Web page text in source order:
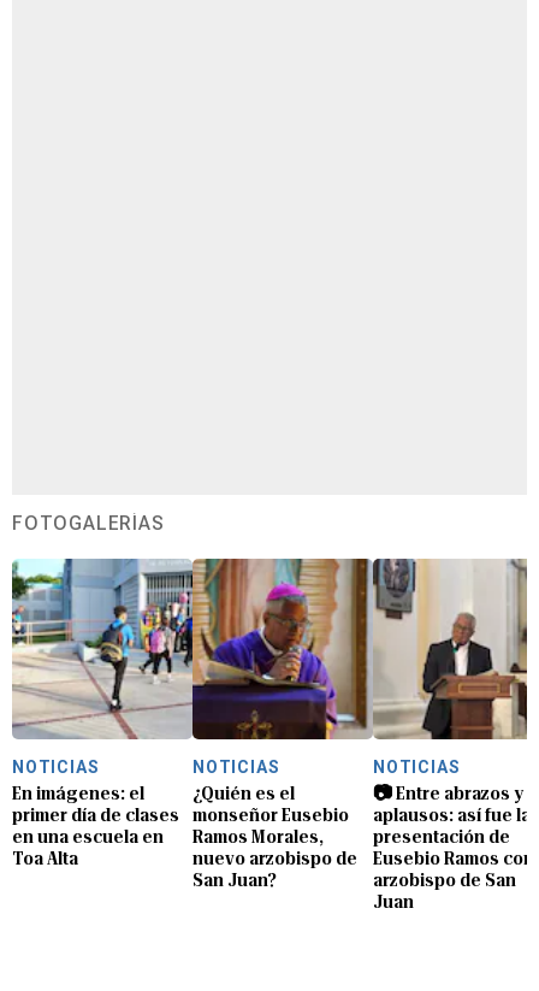
FOTOGALERÍAS
NOTICIAS
En imágenes: el
primer día de clases
en una escuela en
Toa Alta
NOTICIAS
¿Quién es el
monseñor Eusebio
Ramos Morales,
nuevo arzobispo de
San Juan?
NOTICIAS
📷 Entre abrazos y
aplausos: así fue la
presentación de
Eusebio Ramos
arzobispo de San
Juan